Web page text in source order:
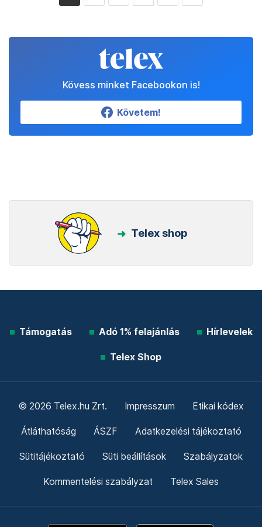
Kövess minket Facebookon is!
Követem!
Telex shop
Támogatás Adó 1% felajánlás Hírlevelek
Telex Shop
© 2026 Telex.hu Zrt. Impresszum Etikai kódex
Átláthatóság ÁSZF Adatkezelési tájékoztató
Sütitájékoztató Süti beállítások Szabályzatok
Kommentelési szabályzat Telex Sales